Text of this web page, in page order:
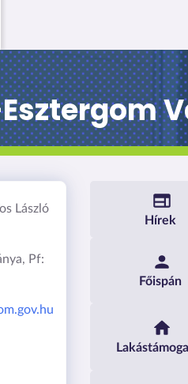
László
Pf:
Hírek
Főispán